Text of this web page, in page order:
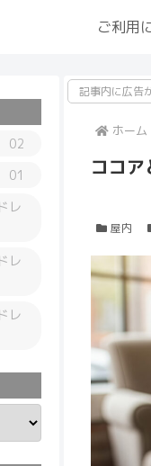
ご利用
記事内に広告
ホーム
ココ
屋内
02
01
レ
レ
レ